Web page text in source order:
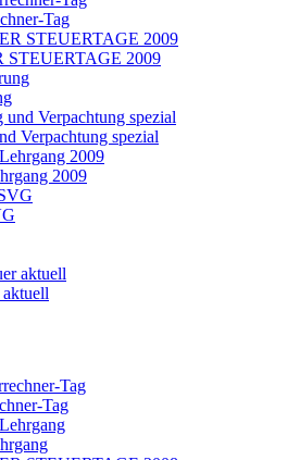
Tag
STEUERTAGE 2009
Verpachtung spezial
2009
Tag